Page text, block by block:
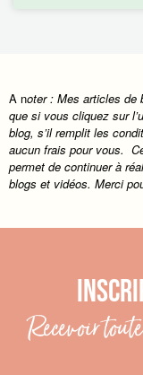
A noter : Mes articles de
que si vous cliquez sur
blog, s’il remplit les
aucun frais pour vous.
permet de continuer à
blogs et vidéos. Merci
Recevoir